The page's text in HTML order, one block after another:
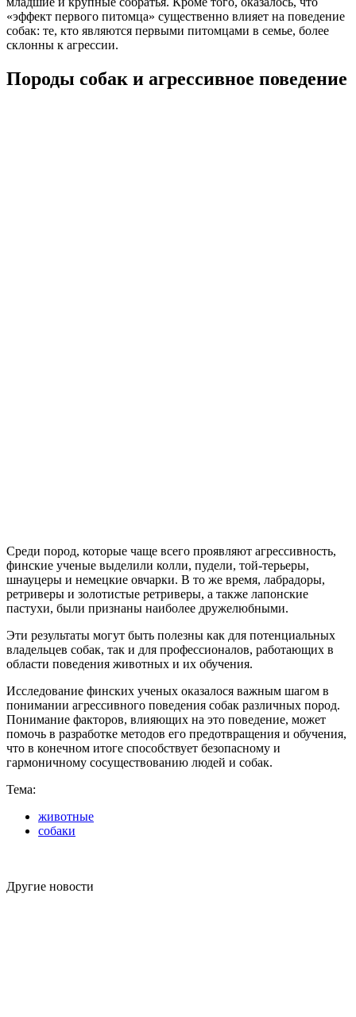
«эффект первого питомца» существенно влияет на поведение
собак: те, кто являются первыми питомцами в семье, более
склонны к агрессии.
Породы собак и агрессивное поведение
Среди пород, которые чаще всего проявляют агрессивность,
финские ученые выделили колли, пудели, той-терьеры,
шнауцеры и немецкие овчарки. В то же время, лабрадоры,
ретриверы и золотистые ретриверы, а также лапонские
пастухи, были признаны наиболее дружелюбными.
Эти результаты могут быть полезны как для потенциальных
владельцев собак, так и для профессионалов, работающих в
области поведения животных и их обучения.
Исследование финских ученых оказалося важным шагом в
понимании агрессивного поведения собак различных пород.
Понимание факторов, влияющих на это поведение, может
помочь в разработке методов его предотвращения и обучения,
что в конечном итоге способствует безопасному и
гармоничному сосуществованию людей и собак.
Тема:
животные
собаки
Другие новости